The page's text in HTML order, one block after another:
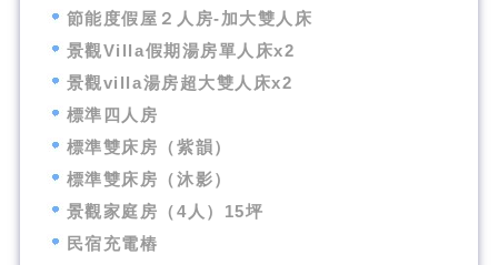
節能度假屋２人房-加大雙人床
景觀Villa假期湯房單人床x2
景觀villa湯房超大雙人床x2
標準四人房
標準雙床房（紫韻）
標準雙床房（沐影）
景觀家庭房（4人）15坪
民宿充電樁